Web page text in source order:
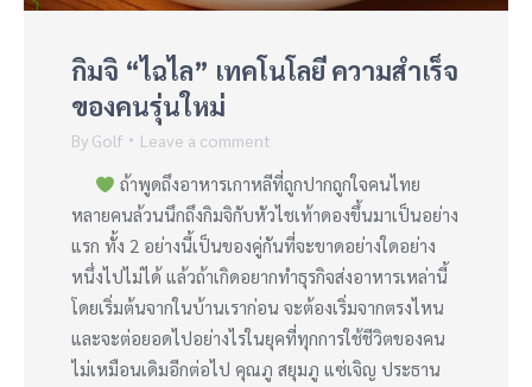
กิมจิ “ไฉไล” เทคโนโลยี ความสำเร็จ
ของคนรุ่นใหม่
By Golf Leave a comment
ถ้าพูดถึงอาหารเกาหลีที่ถูกปากถูกใจคนไทย
หลายคนล้วนนึกถึงกิมจิกับหัวไชเท้าดองขึ้นมาเป็นอย่าง
แรก ทั้ง 2 อย่างนี้เป็นของคู่กันที่จะขาดอย่างใดอย่าง
หนึ่งไปไม่ได้ แล้วถ้าเกิดอยากทำธุรกิจส่งอาหารเหล่านี้
โดยเริ่มต้นจากในบ้านเราก่อน จะต้องเริ่มจากตรงไหน
และจะต่อยอดไปอย่างไรในยุคที่ทุกการใช้ชีวิตของคน
ไม่เหมือนเดิมอีกต่อไป คุณภู สยุมภู แซ่เจิญ ประธาน